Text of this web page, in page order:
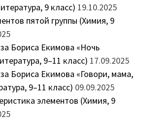
9 класс) 19.10.2025
пятой группы (Химия, 9
Бориса Екимова «Ночь
9–11 класс) 17.09.2025
Бориса Екимова «Говори, мама,
9–11 класс) 09.09.2025
элементов (Химия, 9